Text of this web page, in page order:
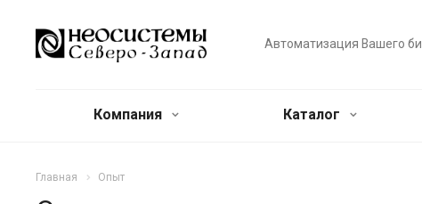
Автоматизация Вашего
Компания Каталог
Главная Опыт